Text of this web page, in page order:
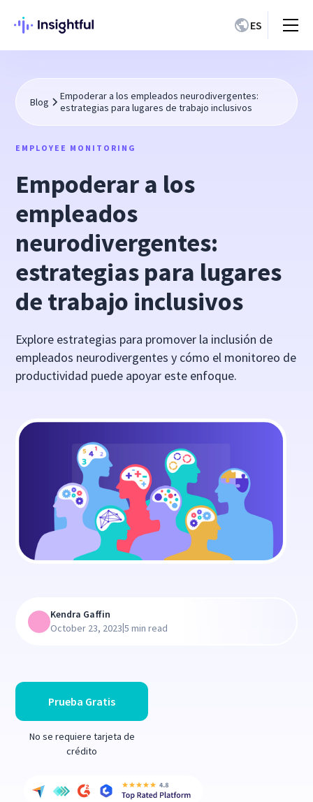
ES
Blog
Empoderar a los empleados neurodivergentes:
estrategias para lugares de trabajo inclusivos
EMPLOYEE MONITORING
Empoderar a los
empleados
neurodivergentes:
estrategias para lugares
de trabajo inclusivos
Explore estrategias para promover la inclusión de
empleados neurodivergentes y cómo el monitoreo de
productividad puede apoyar este enfoque.
Prueba Gratis
No se requiere tarjeta de
crédito
Kendra Gaffin
October 23, 2023|5 min read